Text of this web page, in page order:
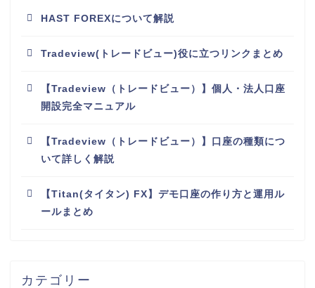
HAST FOREXについて解説
Tradeview(トレードビュー)役に立つリンクまとめ
【Tradeview（トレードビュー）】個人・法人口座
開設完全マニュアル
【Tradeview（トレードビュー）】口座の種類につ
いて詳しく解説
【Titan(タイタン) FX】デモ口座の作り方と運用ル
ールまとめ
カテゴリー